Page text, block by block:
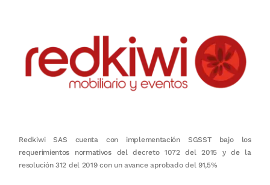
Redkiwi SAS cuenta con implementación SGSST bajo los
requerimientos normativos del decreto 1072 del 2015 y de la
resolución 312 del 2019 con un avance aprobado del 91,5%